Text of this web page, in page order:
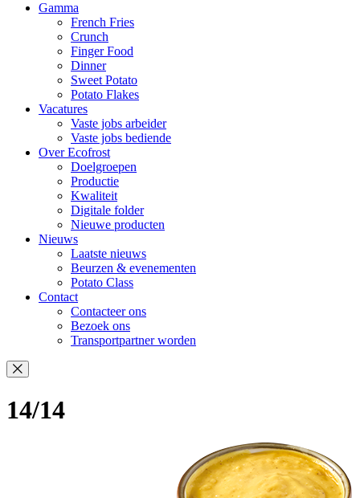
Gamma
French Fries
Crunch
Finger Food
Dinner
Sweet Potato
Potato Flakes
Vacatures
Vaste jobs arbeider
Vaste jobs bediende
Over Ecofrost
Doelgroepen
Productie
Kwaliteit
Digitale folder
Nieuwe producten
Nieuws
Laatste nieuws
Beurzen & evenementen
Potato Class
Contact
Contacteer ons
Bezoek ons
Transportpartner worden
14/14